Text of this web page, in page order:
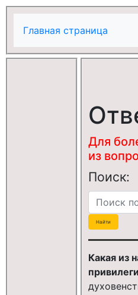
Главная страница
Для
из
Поиск:
Какая из